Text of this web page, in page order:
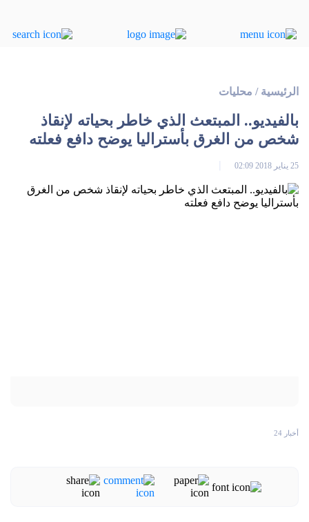
الرئيسية / محليات
بالفيديو.. المبتعث الذي خاطر بحیاته لإنقاذ
شخص من الغرق بأسترالیا يوضح دافع فعلته
25 يناير 2018 02:09
أخبار 24